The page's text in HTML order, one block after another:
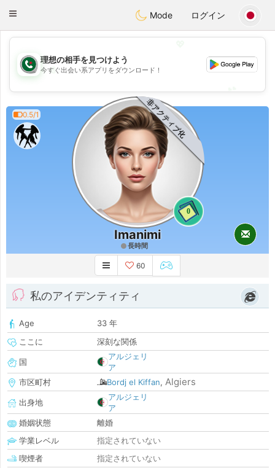
Weshrak
Toggle
Mode ログイン
💖
💕
理想の相手を見つけよう
今すぐ出会い系アプリをダウンロード！
0.5/1
0
非アクティブ化
Imanimi
長時間
60
私のアイデンティティ
Age
33 年
ここに
深刻な関係
国
アルジェリ
ア
市区町村
Bordj el Kiffan, Algiers
出身地
アルジェリ
ア
婚姻状態
離婚
学業レベル
指定されていない
喫煙者
指定されていない